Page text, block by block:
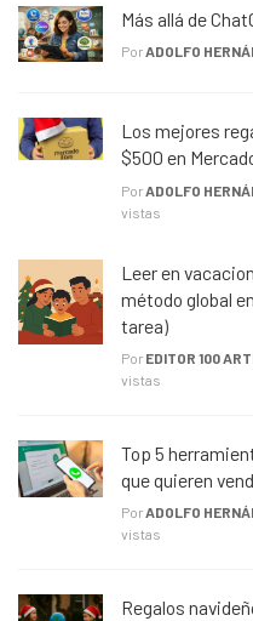
Más allá de
PorADOLFO
Los mejores
$500 en
Por ADOLFO
vistas
Leer en
método global
tarea)
Por EDITOR 100
vistas
Top 5
que quieren
PorADOLFO
vistas
Regalos